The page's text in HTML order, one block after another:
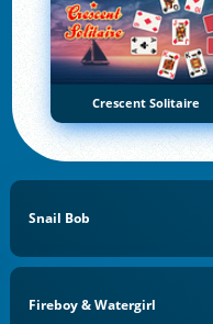
Crescent Solitaire
Snail Bob
Fireboy & Watergirl